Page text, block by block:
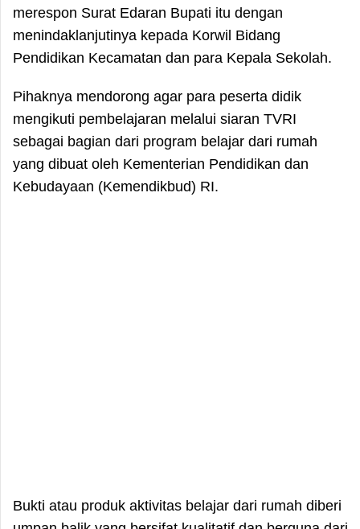
merespon Surat Edaran Bupati itu dengan
menindaklanjutinya kepada Korwil Bidang
Pendidikan Kecamatan dan para Kepala Sekolah.
Pihaknya mendorong agar para peserta didik
mengikuti pembelajaran melalui siaran TVRI
sebagai bagian dari program belajar dari rumah
yang dibuat oleh Kementerian Pendidikan dan
Kebudayaan (Kemendikbud) RI.
Bukti atau produk aktivitas belajar dari rumah diberi